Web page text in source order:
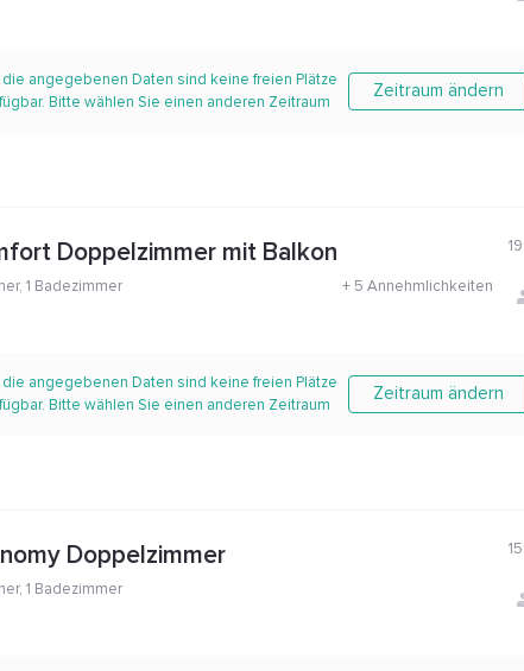
die angegebenen Daten sind keine freien Plätze
Bitte wählen Sie einen anderen Zeitraum
Zeitraum ändern
Doppelzimmer mit Balkon 19
, 1 Badezimmer + 5 Annehmlichkeiten
die angegebenen Daten sind keine freien Plätze
Bitte wählen Sie einen anderen Zeitraum
Zeitraum ändern
Doppelzimmer 15
, 1 Badezimmer